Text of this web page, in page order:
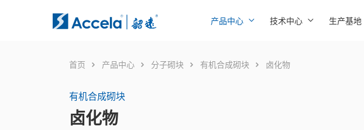
产品中心 技术中心 生产基地
首页 产品中心 分子砌块 有机合成砌块 卤化物
有机合成砌块
卤化物